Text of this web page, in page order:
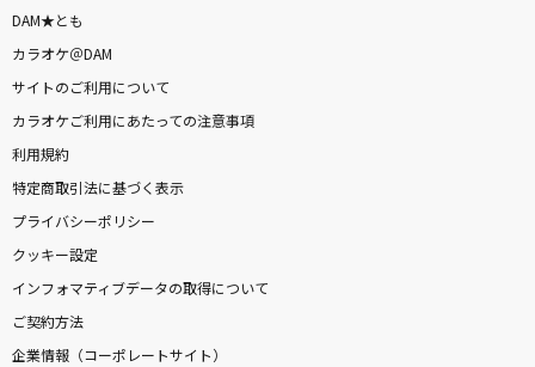
DAM★とも
カラオケ＠DAM
サイトのご利用について
カラオケご利用にあたっての注意事項
利用規約
特定商取引法に基づく表示
プライバシーポリシー
クッキー設定
インフォマティブデータの取得について
ご契約方法
企業情報（コーポレートサイト）